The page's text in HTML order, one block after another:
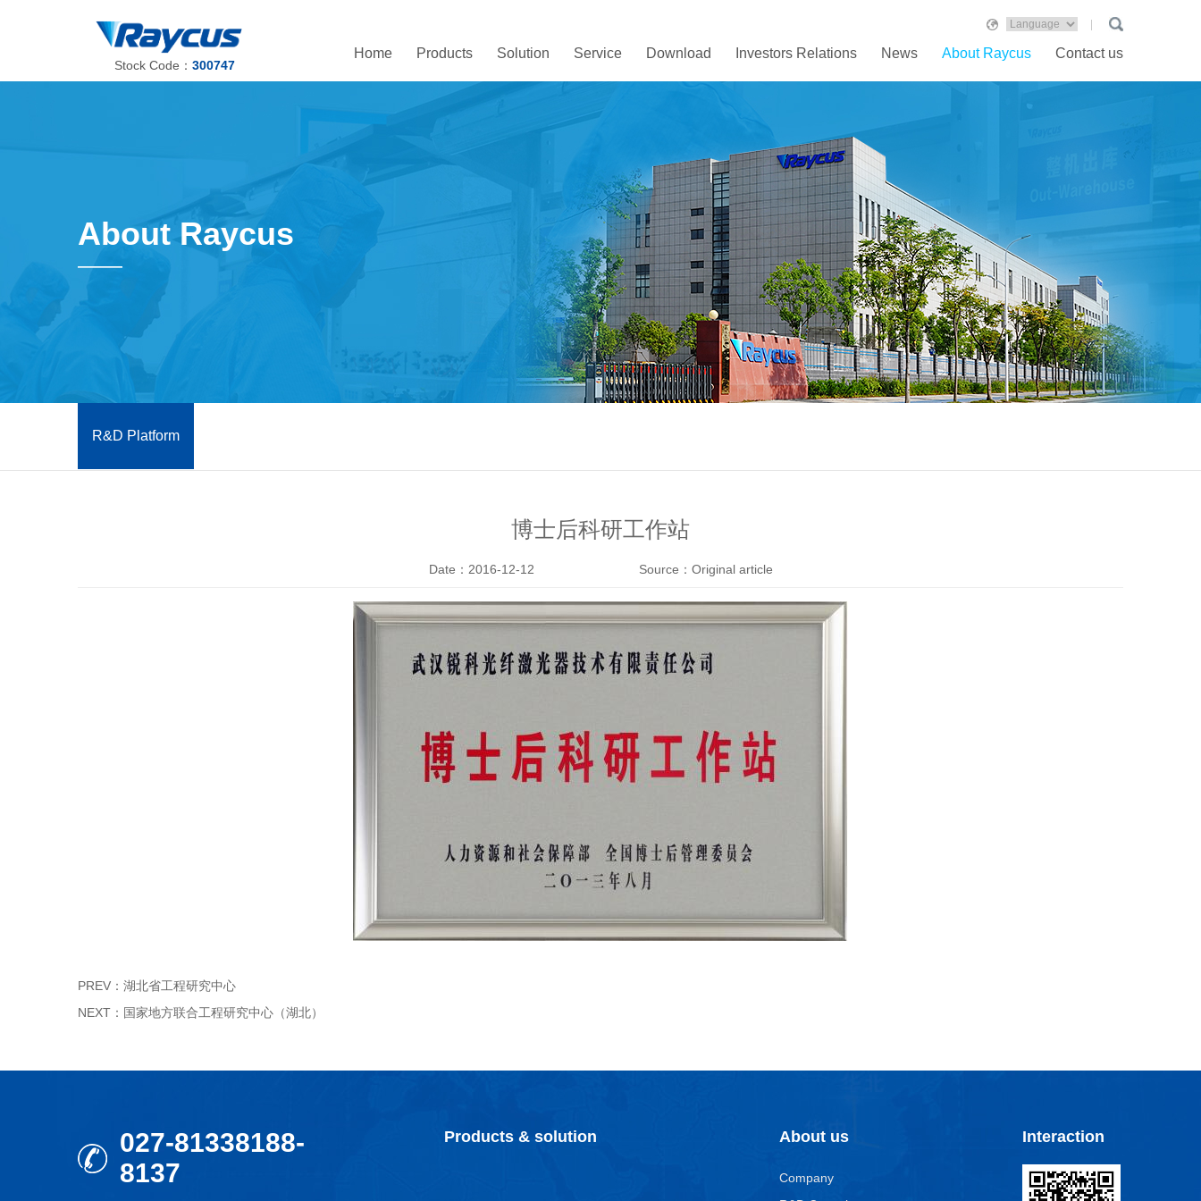
Stock Code： 300747
Home Products Solution Service Download Investors Relations News About Raycus Contact us
About Raycus
——
R&D Platform
博士后科研工作站
Date：2016-12-12 Source：Original article
PREV： 湖北省工程研究中心
NEXT： 国家地方联合工程研究中心（湖北）
027-81338188-
8137
Products & solution About us
Company
Interaction